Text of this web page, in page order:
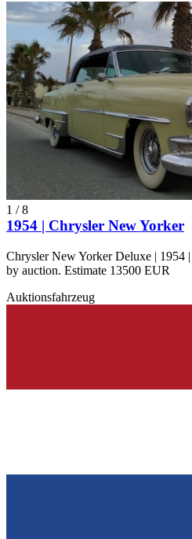
1 /8
1954 | Chrysler New Yorker
Chrysler New Yorker Deluxe | 1954
by auction. Estimate 13500 EUR
Auktionsfahrzeug